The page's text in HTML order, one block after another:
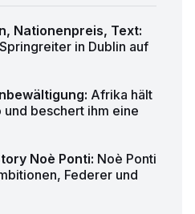
Nationenpreis, Text:
in Dublin auf
: Afrika hält
und beschert ihm eine
Noè Ponti: Noè Ponti
Federer und